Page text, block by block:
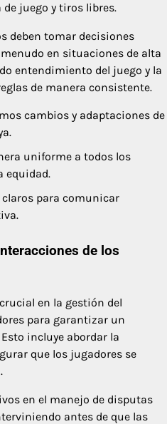
juego y tiros libres.
deben tomar decisiones
en situaciones de alta
entendimiento del juego y la
de manera consistente.
cambios y adaptaciones de
uniforme a todos los
equidad.
para comunicar
de los
en la gestión del
para garantizar un
incluye abordar la
que los jugadores se
en el manejo de disputas
antes de que las